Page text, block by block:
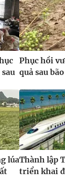
Phục hồi
quả sau
lúaThành lập
triển khai